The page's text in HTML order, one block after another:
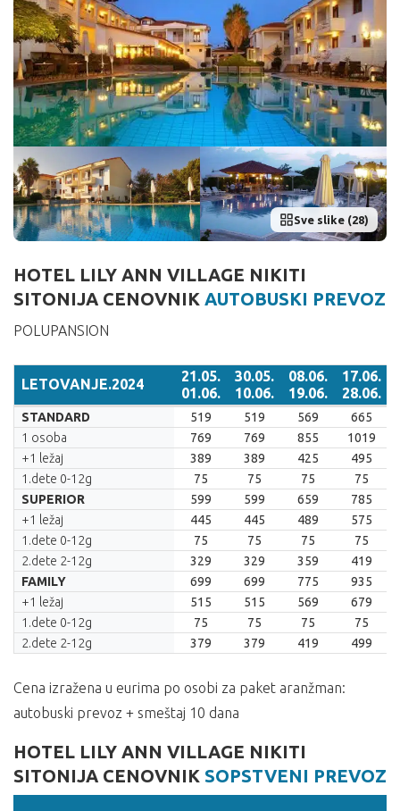
Sve slike (28)
HOTEL LILY ANN VILLAGE NIKITI
SITONIJA CENOVNIK AUTOBUSKI PREVOZ
POLUPANSION
LETOVANJE.2024
21.05.
01.06.
30.05.
10.06.
08.06.
19.06.
17.06.
28.06.
LETOVANJE.2024
21.05.
01.06.
30.05.
10.06.
08.06.
19.06.
17.06.
28.06.
STANDARD 519 519 569
665
1 osoba
769 769 855
1019
+1 ležaj
389 389 425
495
1.dete 0-12g
75 75 75
75
SUPERIOR
599 599 659
785
+1 ležaj
445 445 489
575
1.dete 0-12g
75 75 75
75
2.dete 2-12g
329 329 359
419
FAMILY
699 699 775
935
+1 ležaj
515 515 569
679
1.dete 0-12g
75 75 75
75
2.dete 2-12g
379 379 419 499
Cena izražena u eurima po osobi za paket aranžman:
autobuski prevoz + smeštaj 10 dana
HOTEL LILY ANN VILLAGE NIKITI
SITONIJA CENOVNIK SOPSTVENI PREVOZ